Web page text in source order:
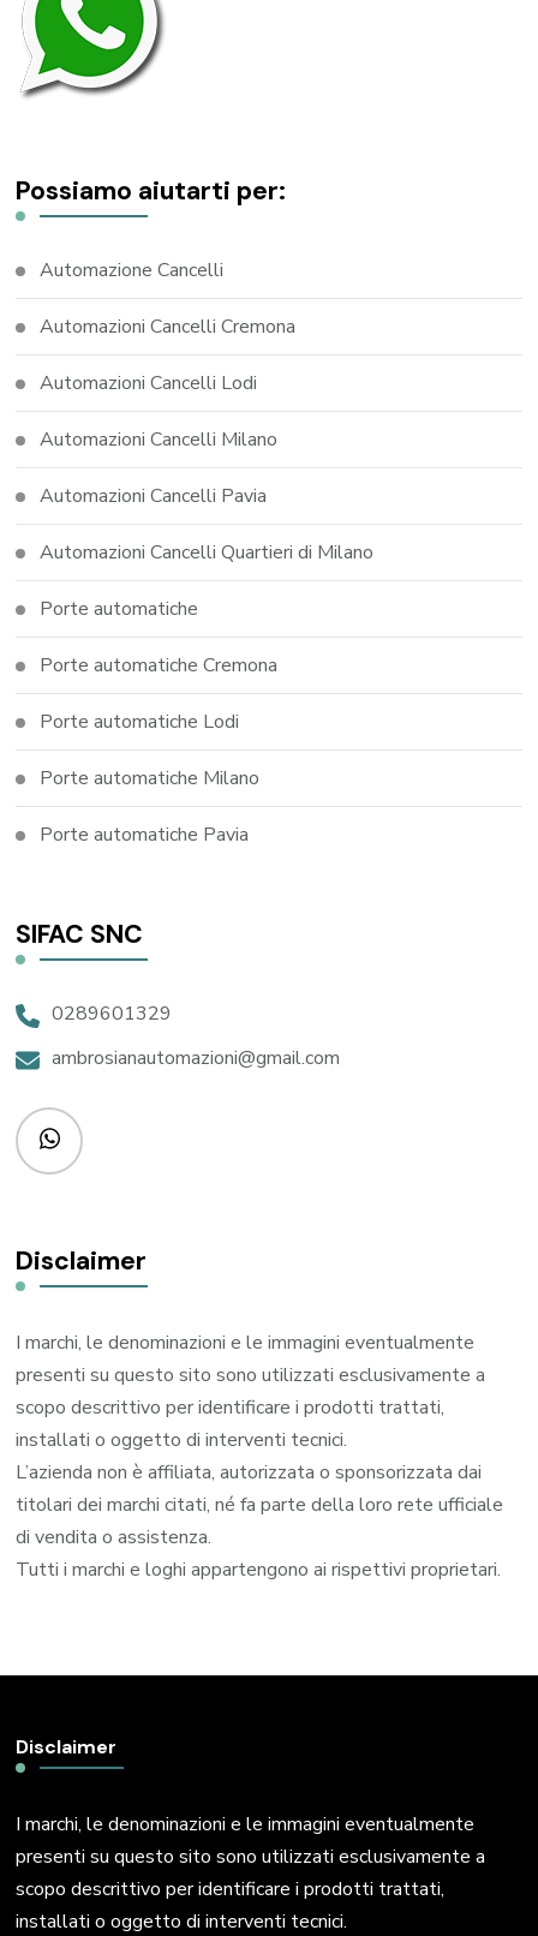
Possiamo aiutarti per:
Automazione Cancelli
Automazioni Cancelli Cremona
Automazioni Cancelli Lodi
Automazioni Cancelli Milano
Automazioni Cancelli Pavia
Automazioni Cancelli Quartieri di Milano
Porte automatiche
Porte automatiche Cremona
Porte automatiche Lodi
Porte automatiche Milano
Porte automatiche Pavia
SIFAC SNC
0289601329
ambrosianautomazioni@gmail.com
Disclaimer
I marchi, le denominazioni e le immagini eventualmente
presenti su questo sito sono utilizzati esclusivamente a
scopo descrittivo per identificare i prodotti trattati,
installati o oggetto di interventi tecnici.
L’azienda non è affiliata, autorizzata o sponsorizzata dai
titolari dei marchi citati, né fa parte della loro rete ufficiale
di vendita o assistenza.
Tutti i marchi e loghi appartengono ai rispettivi proprietari.
Disclaimer
I marchi, le denominazioni e le immagini eventualmente
presenti su questo sito sono utilizzati esclusivamente a
scopo descrittivo per identificare i prodotti trattati,
installati o oggetto di interventi tecnici.